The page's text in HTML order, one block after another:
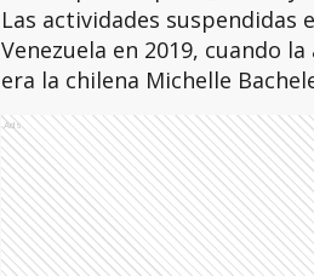
Las actividades
Venezuela en 2019, cuando
era la chilena Michelle
Ads